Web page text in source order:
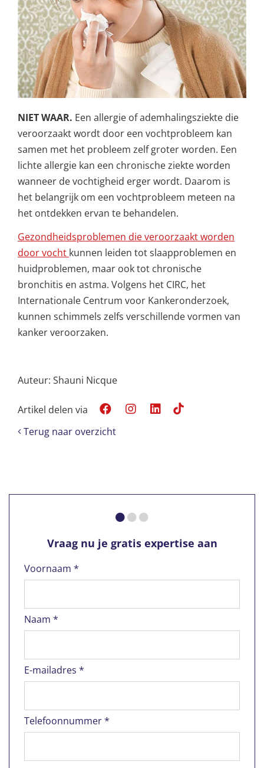
NIET WAAR. Een allergie of ademhalingsziekte die
veroorzaakt wordt door een vochtprobleem kan
samen met het probleem zelf groter worden. Een
lichte allergie kan een chronische ziekte worden
wanneer de vochtigheid erger wordt. Daarom is
het belangrijk om een vochtprobleem meteen na
het ontdekken ervan te behandelen.
Gezondheidsproblemen die veroorzaakt worden
door vocht kunnen leiden tot slaapproblemen en
huidproblemen, maar ook tot chronische
bronchitis en astma. Volgens het CIRC, het
Internationale Centrum voor Kankeronderzoek,
kunnen schimmels zelfs verschillende vormen van
kanker veroorzaken.
Auteur: Shauni Nicque
Artikel delen via
Terug naar overzicht
Vraag nu je gratis expertise aan
Voornaam *
Naam *
E-mailadres *
Telefoonnummer *